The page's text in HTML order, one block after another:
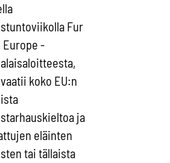
Fur
Europe -
koko EU:n
ja
eläinten
tai tällaista